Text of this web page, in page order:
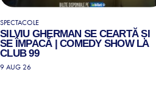
SPECTACOLE
SILVIU GHERMAN SE CEARTĂ ȘI
SE ÎMPACĂ | COMEDY SHOW LA
CLUB 99
9 AUG 26